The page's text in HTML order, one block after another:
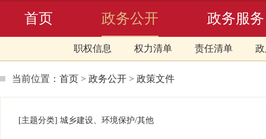
首页 政务公开
职权信息 权力清单 责任清单
政务服务
当前位置： 首页 > 政务公开 > 政策文件
[主题分类] 城乡建设、环境保护/其他